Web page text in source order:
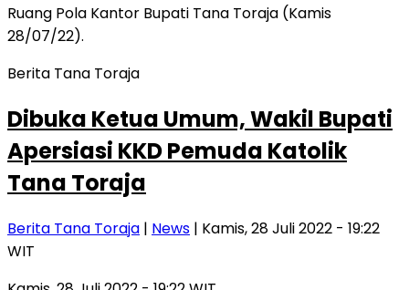
Berita Tana Toraja
Dibuka Ketua Umum, Wakil Bupati
Apersiasi KKD Pemuda Katolik
Tana Toraja
Berita Tana Toraja | News | Kamis, 28 Juli 2022 - 19:22
WIT